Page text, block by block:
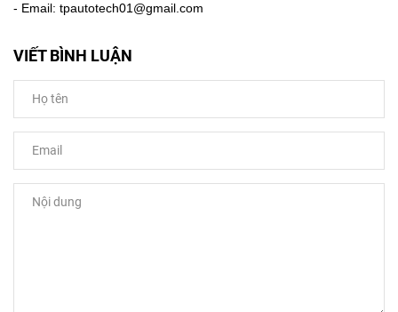
- Email: tpautotech01@gmail.com
VIẾT BÌNH LUẬN